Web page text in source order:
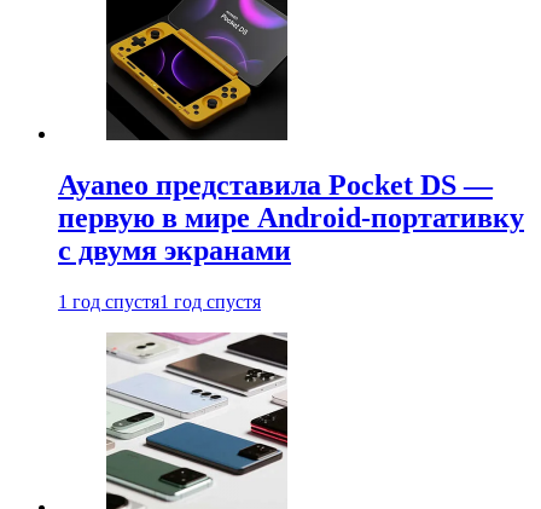
Ayaneo представила Pocket DS —
первую в мире Android-портативку
с двумя экранами
1 год спустя1 год спустя